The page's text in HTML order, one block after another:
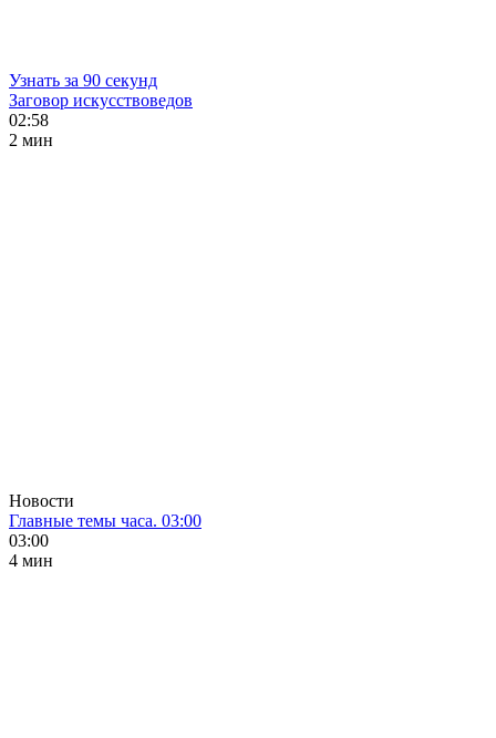
Узнать за 90 секунд
Заговор искусствоведов
02:58
2 мин
Новости
Главные темы часа. 03:00
03:00
4 мин